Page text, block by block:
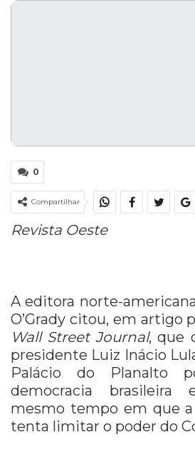
0
Compartilhar
Revista Oeste
A editora norte-
O’Grady citou, em artigo
Wall Street Journal, que
presidente Luiz Inácio
Palácio do Planalto
democracia brasileira
mesmo tempo em que
tenta limitar o poder do